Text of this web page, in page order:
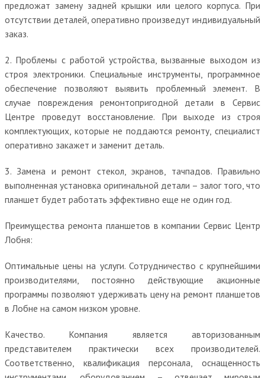
предложат замену задней крышки или целого корпуса. При
отсутствии деталей, оперативно произведут индивидуальный
заказ.
2. Проблемы с работой устройства, вызванные выходом из
строя электроники. Специальные инструменты, программное
обеспечение позволяют выявить проблемный элемент. В
случае повреждения ремонтопригодной детали в Сервис
Центре проведут восстановление. При выходе из строя
комплектующих, которые не поддаются ремонту, специалист
оперативно закажет и заменит деталь.
3. Замена и ремонт стекол, экранов, тачпадов. Правильно
выполненная установка оригинальной детали – залог того, что
планшет будет работать эффективно еще не один год.
Преимущества ремонта планшетов в компании Сервис Центр
Лобня:
Оптимальные цены на услуги. Сотрудничество с крупнейшими
производителями, постоянно действующие акционные
программы позволяют удерживать цену на ремонт планшетов
в Лобне на самом низком уровне.
Качество. Компания является авторизованным
представителем практически всех производителей.
Соответственно, квалификация персонала, оснащенность